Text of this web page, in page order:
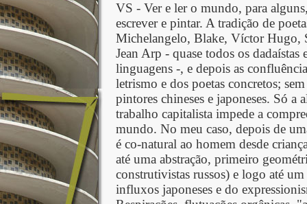
VS - Ver e ler o mundo, para
escrever e pintar. A tradição de
Michelangelo, Blake, Víctor Hugo,
Jean Arp - quase todos os dadaístas
linguagens -, e depois as
letrismo e dos poetas concretos;
pintores chineses e japoneses. Só a
trabalho capitalista impede a
mundo. No meu caso, depois de
é co-natural ao homem desde
até uma abstração, primeiro
construtivistas russos) e logo até
influxos japoneses e do